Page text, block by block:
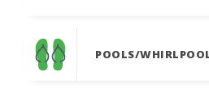
POOLS/